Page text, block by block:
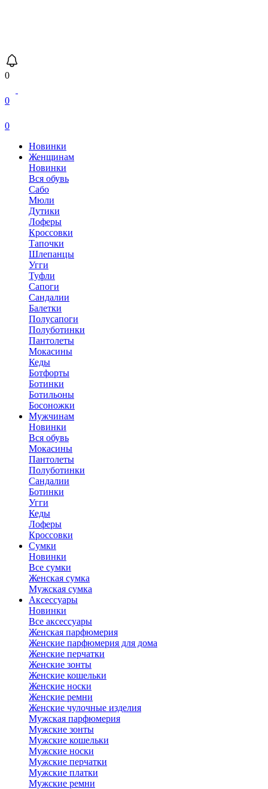
0
0
0
Новинки
Женщинам
Новинки
Вся обувь
Сабо
Мюли
Дутики
Лоферы
Кроссовки
Тапочки
Шлепанцы
Угги
Туфли
Сапоги
Сандалии
Балетки
Полусапоги
Полуботинки
Пантолеты
Мокасины
Кеды
Ботфорты
Ботинки
Ботильоны
Босоножки
Мужчинам
Новинки
Вся обувь
Мокасины
Пантолеты
Полуботинки
Сандалии
Ботинки
Угги
Кеды
Лоферы
Кроссовки
Сумки
Новинки
Все сумки
Женская сумка
Мужская сумка
Аксессуары
Новинки
Все аксессуары
Женская парфюмерия
Женские парфюмерия для дома
Женские перчатки
Женские зонты
Женские кошельки
Женские носки
Женские ремни
Женские чулочные изделия
Мужская парфюмерия
Мужские зонты
Мужские кошельки
Мужские носки
Мужские перчатки
Мужские платки
Мужские ремни